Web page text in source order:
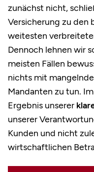
zunächst nicht,
Versicherung zu den
weitesten
Dennoch lehnen wir
meisten Fällen
nichts mit
Mandanten zu tun.
Ergebnis unserer
unserer
Kunden und nicht
wirtschaftlichen